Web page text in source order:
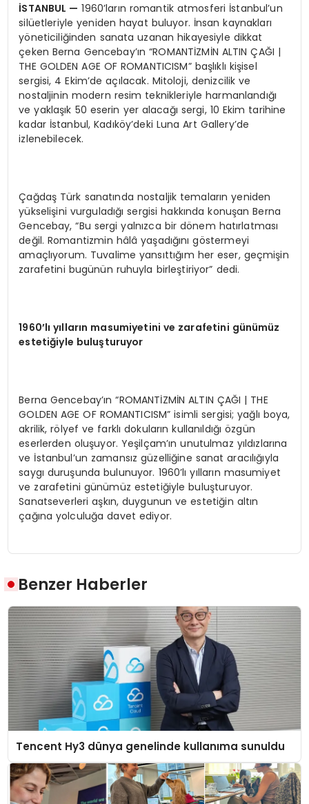
İSTANBUL — 1960’ların romantik atmosferi İstanbul’un
silüetleriyle yeniden hayat buluyor. İnsan kaynakları
yöneticiliğinden sanata uzanan hikayesiyle dikkat
çeken Berna Gencebay’ın “ROMANTİZMİN ALTIN ÇAĞI |
THE GOLDEN AGE OF ROMANTICISM” başlıklı kişisel
sergisi, 4 Ekim’de açılacak. Mitoloji, denizcilik ve
nostaljinin modern resim teknikleriyle harmanlandığı
ve yaklaşık 50 eserin yer alacağı sergi, 10 Ekim tarihine
kadar İstanbul, Kadıköy’deki Luna Art Gallery’de
izlenebilecek.
Çağdaş Türk sanatında nostaljik temaların yeniden
yükselişini vurguladığı sergisi hakkında konuşan Berna
Gencebay, “Bu sergi yalnızca bir dönem hatırlatması
değil. Romantizmin hâlâ yaşadığını göstermeyi
amaçlıyorum. Tuvalime yansıttığım her eser, geçmişin
zarafetini bugünün ruhuyla birleştiriyor” dedi.
1960’lı yılların masumiyetini ve zarafetini günümüz
estetiğiyle buluşturuyor
Berna Gencebay’ın “ROMANTİZMİN ALTIN ÇAĞI | THE
GOLDEN AGE OF ROMANTICISM” isimli sergisi; yağlı boya,
akrilik, rölyef ve farklı dokuların kullanıldığı özgün
eserlerden oluşuyor. Yeşilçam’ın unutulmaz yıldızlarına
ve İstanbul’un zamansız güzelliğine sanat aracılığıyla
saygı duruşunda bulunuyor. 1960’lı yılların masumiyet
ve zarafetini günümüz estetiğiyle buluşturuyor.
Sanatseverleri aşkın, duygunun ve estetiğin altın
çağına yolculuğa davet ediyor.
Benzer Haberler
Tencent Hy3 dünya genelinde kullanıma sunuldu